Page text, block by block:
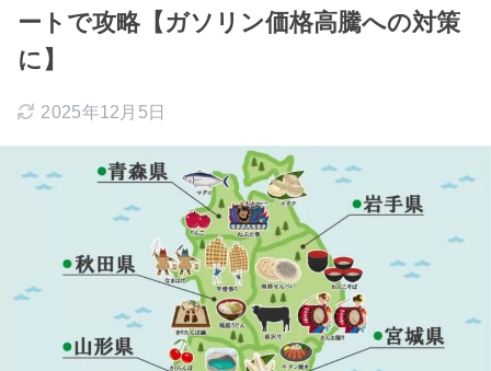
ートで攻略【ガソリン価格高騰への対策
に】
2025年12月5日